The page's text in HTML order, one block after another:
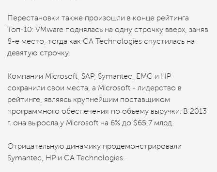
Перестановки также произошли в конце рейтинга
Топ-10: VMware поднялась на одну строчку вверх, заняв
8-е место, тогда как CA Technologies спустилась на
девятую строчку.
Компании Microsoft, SAP, Symantec, EMC и HP
сохранили свои места, а Microsoft - лидерство в
рейтинге, являясь крупнейшим поставщиком
программного обеспечения по объему выручки. В 2013
г. она выросла у Microsoft на 6% до $65,7 млрд.
Отрицательную динамику продемонстрировали
Symantec, HP и CA Technologies.